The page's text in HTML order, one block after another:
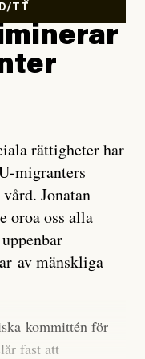
i delar av
vädret
här El Niñon
nu Zeke
bara med stor
sedan
kan till och med
TT
rättigheter har
migranters
Jonatan
oroa oss alla
av mänskliga
kommittén för
fast att